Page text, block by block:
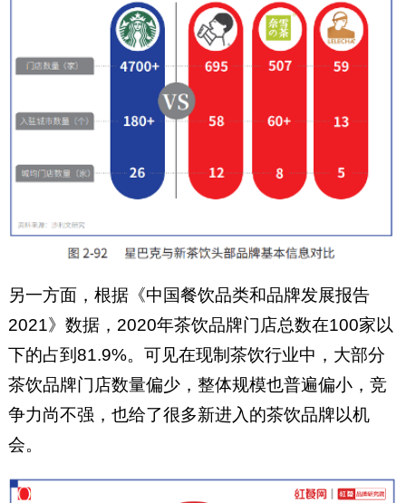
另一方面，根据《中国餐饮品类和品牌发展报告
2021》数据，2020年茶饮品牌门店总数在100家以
下的占到81.9%。可见在现制茶饮行业中，大部分
茶饮品牌门店数量偏少，整体规模也普遍偏小，竞
争力尚不强，也给了很多新进入的茶饮品牌以机
会。